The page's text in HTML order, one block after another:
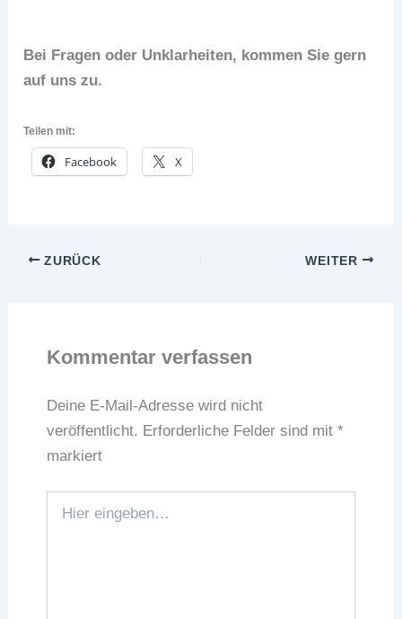
Bei Fragen oder Unklarheiten, kommen Sie gern
auf uns zu.
Teilen mit:
Facebook X
ZURÜCK WEITER
Kommentar verfassen
Deine E-Mail-Adresse wird nicht
veröffentlicht. Erforderliche Felder sind mit *
markiert
eingeben…